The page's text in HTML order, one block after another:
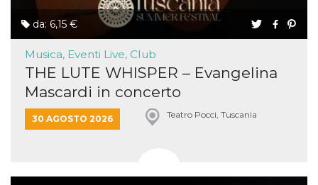
da: 6,15 €
Musica, Eventi Live, Club
THE LUTE WHISPER – Evangelina
Mascardi in concerto
30 AGOSTO 2026 Teatro Pocci, Tuscania